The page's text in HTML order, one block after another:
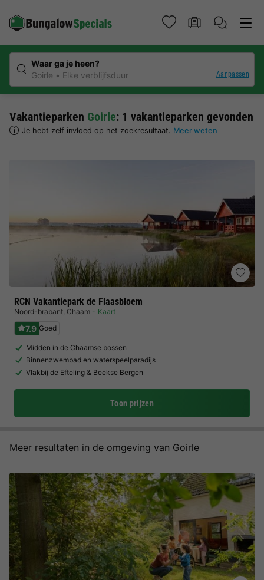
Waar ga je heen?
Goirle
Elke verblijfsduur Aanpassen
Vakantieparken Goirle: 1 vakantieparken gevonden
Je hebt zelf invloed op het zoekresultaat. Meer weten
RCN Vakantiepark de Flaasbloem
Noord-brabant, Chaam Kaart
7.9 Goed
Midden in de Chaamse bossen
Binnenzwembad en waterspeelparadijs
Vlakbij de Efteling & Beekse Bergen
Toon prijzen
Meer resultaten in de omgeving van Goirle